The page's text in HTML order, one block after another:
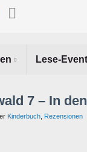
Lese-
7 – In
Kinderbuch
Rezensionen